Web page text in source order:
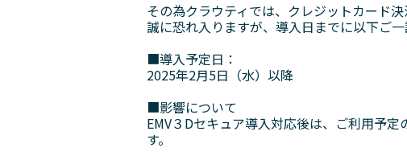
その為クラウティでは、クレジットカード
誠に恐れ入りますが、導入日までに以下ご
■導入予定日：
2025年2月5日（水）以降
■影響について
EMV３Dセキュア導入対応後は、ご利用予
す。